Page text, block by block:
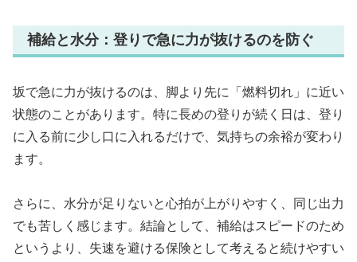
補給と水分：登りで急に力が抜けるのを防ぐ
坂で急に力が抜けるのは、脚より先に「燃料切れ」に近い
状態のことがあります。特に長めの登りが続く日は、登り
に入る前に少し口に入れるだけで、気持ちの余裕が変わり
ます。
さらに、水分が足りないと心拍が上がりやすく、同じ出力
でも苦しく感じます。結論として、補給はスピードのため
というより、失速を避ける保険として考えると続けやすい